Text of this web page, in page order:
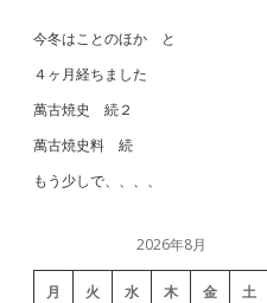
今冬はことのほか と
４ヶ月経ちました
萬古焼史 続２
萬古焼史料 続
もう少しで、、、、
2026年8月
月 火 水 木 金 土